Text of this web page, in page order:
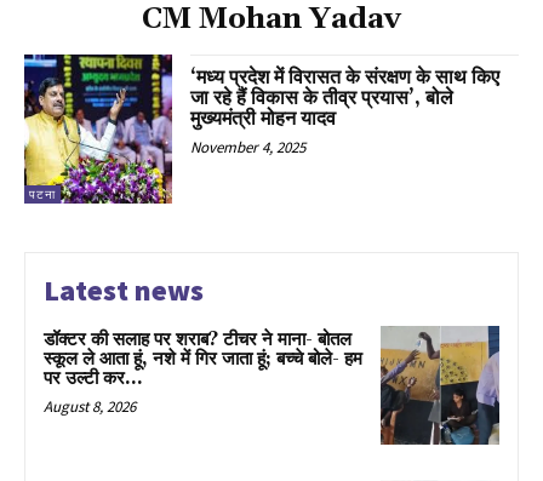
CM Mohan Yadav
पटना
‘मध्य प्रदेश में विरासत के संरक्षण के साथ किए
जा रहे हैं विकास के तीव्र प्रयास’, बोले
मुख्यमंत्री मोहन यादव
November 4, 2025
Latest news
डॉक्टर की सलाह पर शराब? टीचर ने माना- बोतल
स्कूल ले आता हूं, नशे में गिर जाता हूं; बच्चे बोले- हम
पर उल्टी कर...
August 8, 2026